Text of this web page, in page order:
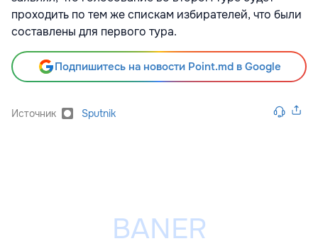
проходить по тем же спискам избирателей, что были
составлены для первого тура.
Подпишитесь на новости Point.md в Google
Источник Sputnik